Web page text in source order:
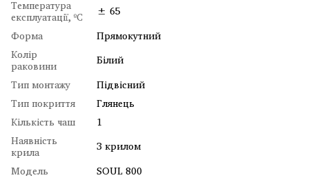
Температура
експлуатації, ºC
± 65
Форма
Прямокутний
Колір
раковини
Білий
Тип монтажу
Підвісний
Тип покриття
Глянець
Кількість чаш
1
Наявність
крила
З крилом
Модель
SOUL 800